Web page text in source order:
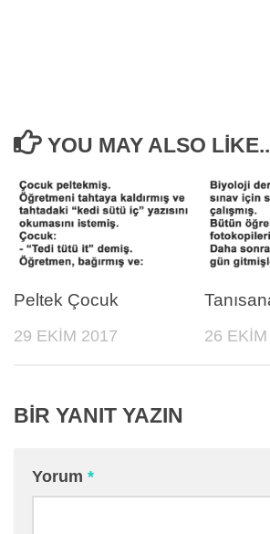
YOU MAY ALSO
Peltek Çocuk
29 EKIM 2017 26
BIR YANIT YAZIN
Yorum *